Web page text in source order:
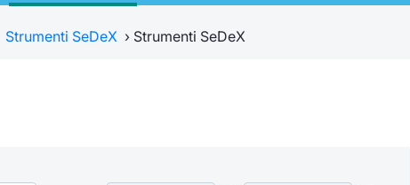
Strumenti SeDeX › Strumenti SeDeX